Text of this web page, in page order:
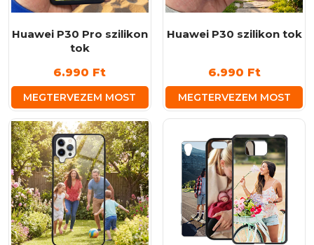
Huawei P30 Pro szilikon
tok
6.990 Ft
MEGTERVEZEM MOST
Huawei P30 szilikon tok
6.990 Ft
MEGTERVEZEM MOST